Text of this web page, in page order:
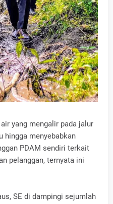
yang mengalir pada jalur
hingga menyebabkan
PDAM sendiri terkait
pelanggan, ternyata ini
SE di dampingi sejumlah